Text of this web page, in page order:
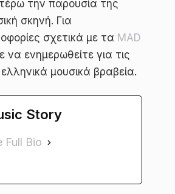
την παρουσία της
σκηνή. Για
σχετικά με τα MAD
να ενημερωθείτε για τις
μουσικά βραβεία.
Story
Full Bio